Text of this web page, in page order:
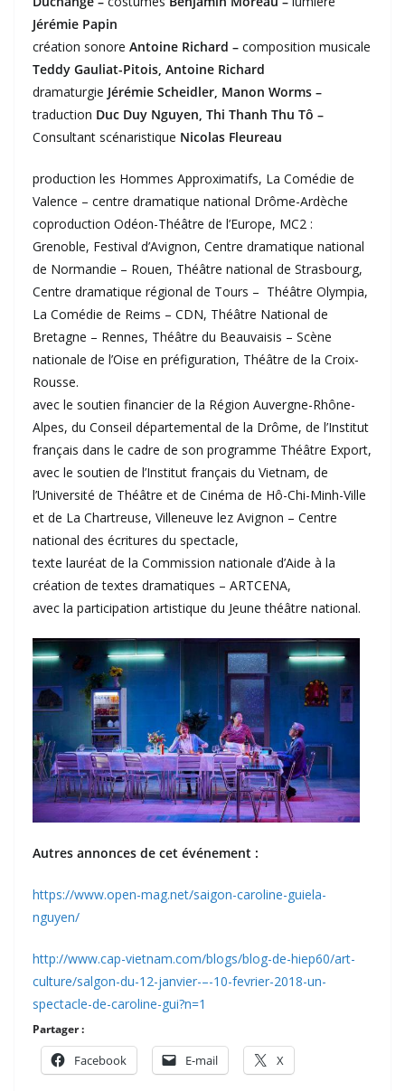
Jérémie Papin
création sonore Antoine Richard – composition musicale
Teddy Gauliat-Pitois, Antoine Richard
dramaturgie Jérémie Scheidler, Manon Worms –
traduction Duc Duy Nguyen, Thi Thanh Thu Tô –
Consultant scénaristique Nicolas Fleureau
production les Hommes Approximatifs, La Comédie de
Valence – centre dramatique national Drôme-Ardèche
coproduction Odéon-Théâtre de l’Europe, MC2 :
Grenoble, Festival d’Avignon, Centre dramatique national
de Normandie – Rouen, Théâtre national de Strasbourg,
Centre dramatique régional de Tours – Théâtre Olympia,
La Comédie de Reims – CDN, Théâtre National de
Bretagne – Rennes, Théâtre du Beauvaisis – Scène
nationale de l’Oise en préfiguration, Théâtre de la Croix-
Rousse.
avec le soutien financier de la Région Auvergne-Rhône-
Alpes, du Conseil départemental de la Drôme, de l’Institut
français dans le cadre de son programme Théâtre Export,
avec le soutien de l’Institut français du Vietnam, de
l’Université de Théâtre et de Cinéma de Hô-Chi-Minh-Ville
et de La Chartreuse, Villeneuve lez Avignon – Centre
national des écritures du spectacle,
texte lauréat de la Commission nationale d’Aide à la
création de textes dramatiques – ARTCENA,
avec la participation artistique du Jeune théâtre national.
Autres annonces de cet événement :
https://www.open-mag.net/saigon-caroline-guiela-
nguyen/
http://www.cap-vietnam.com/blogs/blog-de-hiep60/art-
culture/salgon-du-12-janvier-–-10-fevrier-2018-un-
spectacle-de-caroline-gui?n=1
Partager :
Facebook E-mail X